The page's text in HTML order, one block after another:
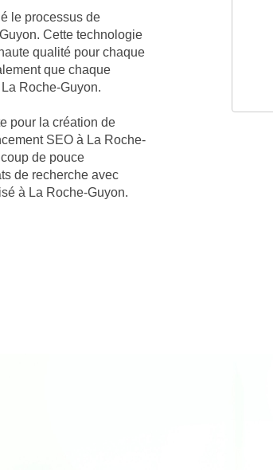
le processus de
Cette technologie
qualité pour chaque
que chaque
Roche-Guyon.
pour la création de
SEO à La Roche-
de pouce
de recherche avec
à La Roche-Guyon.